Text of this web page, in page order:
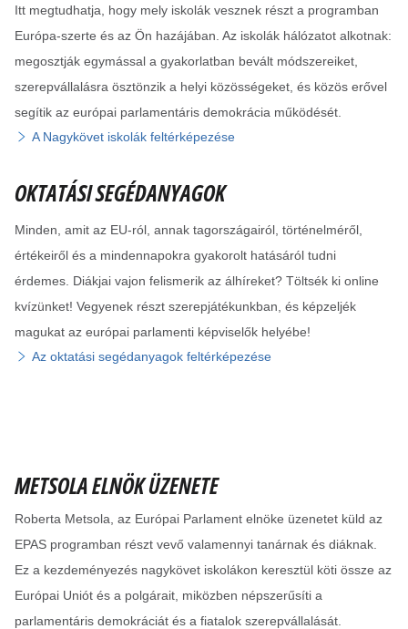
Itt megtudhatja, hogy mely iskolák vesznek részt a programban
Európa-szerte és az Ön hazájában. Az iskolák hálózatot alkotnak:
megosztják egymással a gyakorlatban bevált módszereiket,
szerepvállalásra ösztönzik a helyi közösségeket, és közös erővel
segítik az európai parlamentáris demokrácia működését.
A Nagykövet iskolák feltérképezése
OKTATÁSI SEGÉDANYAGOK
Minden, amit az EU-ról, annak tagországairól, történelméről,
értékeiről és a mindennapokra gyakorolt hatásáról tudni
érdemes. Diákjai vajon felismerik az álhíreket? Töltsék ki online
kvízünket! Vegyenek részt szerepjátékunkban, és képzeljék
magukat az európai parlamenti képviselők helyébe!
Az oktatási segédanyagok feltérképezése
METSOLA ELNÖK ÜZENETE
Roberta Metsola, az Európai Parlament elnöke üzenetet küld az
EPAS programban részt vevő valamennyi tanárnak és diáknak.
Ez a kezdeményezés nagykövet iskolákon keresztül köti össze az
Európai Uniót és a polgárait, miközben népszerűsíti a
parlamentáris demokráciát és a fiatalok szerepvállalását.